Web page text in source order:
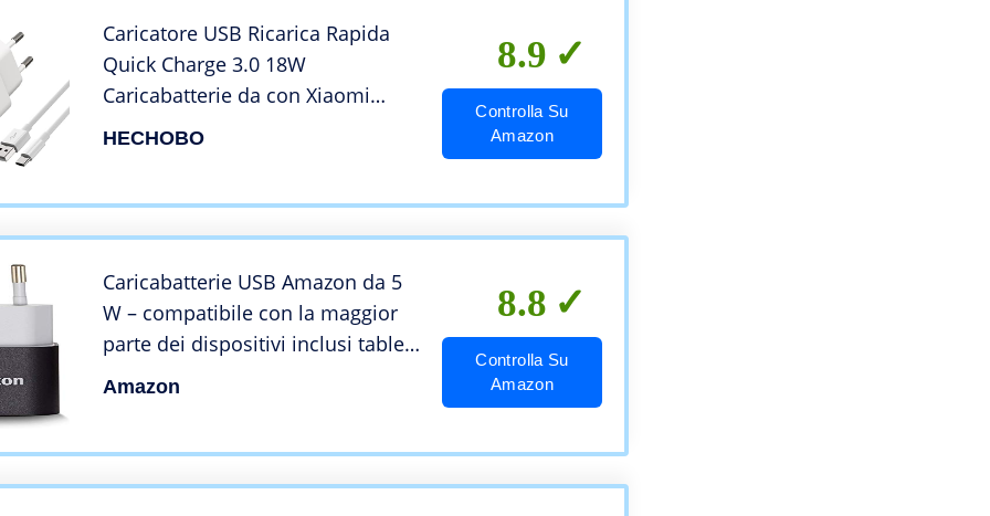
Caricatore USB Ricarica Rapida
Quick Charge 3.0 18W
Caricabatterie da con Xiaomi
Redmi 10C 10 Note 11S 10 Pro Mi
HECHOBO
8.9
Controlla Su
Amazon
Caricabatterie USB Amazon da 5
W – compatibile con la maggior
parte dei dispositivi inclusi tablet,
e-reader, smartphone e altri
Amazon
8.8
Controlla Su
Amazon